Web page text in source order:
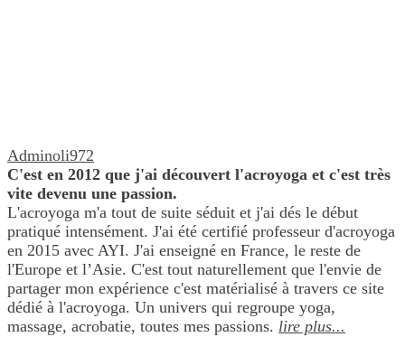
Adminoli972
C'est en 2012 que j'ai découvert l'acroyoga et c'est très
vite devenu une passion.
L'acroyoga m'a tout de suite séduit et j'ai dés le début
pratiqué intensément. J'ai été certifié professeur d'acroyoga
en 2015 avec AYI. J'ai enseigné en France, le reste de
l'Europe et l’Asie. C'est tout naturellement que l'envie de
partager mon expérience c'est matérialisé à travers ce site
dédié à l'acroyoga. Un univers qui regroupe yoga,
massage, acrobatie, toutes mes passions. lire plus...